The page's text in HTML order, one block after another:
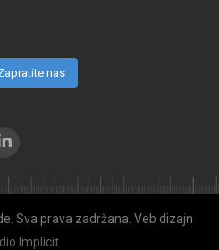
nas
Sva prava zadržana. Veb dizajn
Implicit